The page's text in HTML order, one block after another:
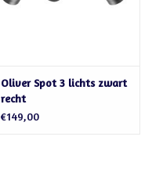
Oliver Spot 3 lichts zwart
recht
€149,00